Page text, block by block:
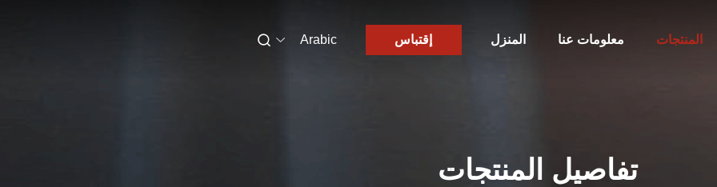
المنزل معلومات عنا المنتجات إقتباس Arabic
تفاصيل المنتجات